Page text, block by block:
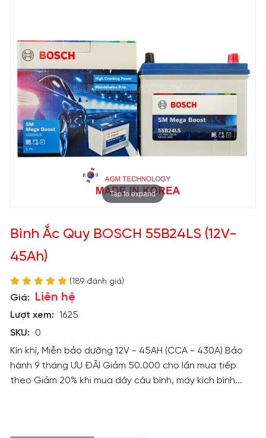
Tap to expand
Bình Ắc Quy BOSCH 55B24LS (12V-
45Ah)
(189 đánh giá)
Giá: Liên hệ
Lượt xem: 1625
SKU: 0
Kín khí, Miễn bảo dưỡng 12V - 45AH (CCA - 430A) Bảo
hành 9 tháng ƯU ĐÃI Giảm 50.000 cho lần mua tiếp
theo Giảm 20% khi mua dây câu bình, máy kích bình...